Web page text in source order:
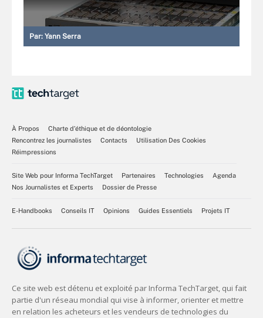
Par: Yann Serra
À Propos
Charte d’éthique et de déontologie
Rencontrez les journalistes
Contacts
Utilisation Des Cookies
Réimpressions
Site Web pour Informa TechTarget Partenaires Technologies
Agenda
Nos Journalistes et Experts
Dossier de Presse
E-Handbooks Conseils IT Opinions Guides Essentiels Projets IT